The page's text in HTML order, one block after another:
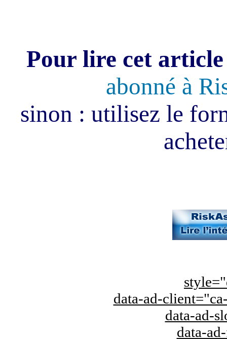
Pour lire cet
abonné à
sinon : utilisez le
data-ad-
data-ad-
data-